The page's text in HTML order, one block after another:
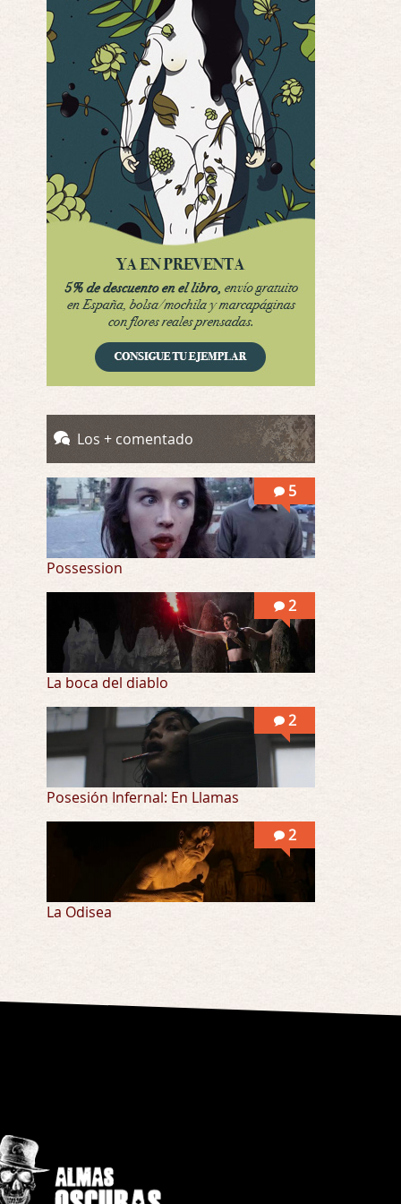
Possession
Por: Luar
Se llama la posesión en castellano, está …
Obsession
Por: Mariano
Obsession
Por: Chica Stark
Possession
Por: Mountain
Llevo toda una vida para verla y nunca lo …
Posesión Infernal: En Llamas
Totalmente de acuerdo Ignacio. La he disfr …
Into the Mud
Por: Flor
Los + comentado
5
Possession
2
La boca del diablo
2
Posesión Infernal: En Llamas
2
La Odisea